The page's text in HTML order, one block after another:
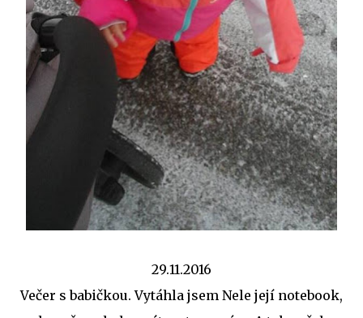
29.11.2016
Večer s babičkou. Vytáhla jsem Nele její notebook,